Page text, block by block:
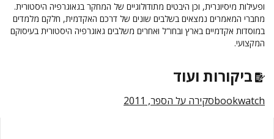
ופעילות מיסיונרית, וכן היבטים מתודולוגיים של המחקר בגאוגרפיה היסטורית.
מחברי המאמרים נמצאים בשלבים שונים של דרכם האקדמית, חלקם מלמדים
במוסדות אקדמיים בארץ ובחו"ל ואחרים משלבים גאוגרפיה היסטורית בעיסוקם
המקצועי.
ביקורות ועוד
סקירה על הספר, 2011bookwatch